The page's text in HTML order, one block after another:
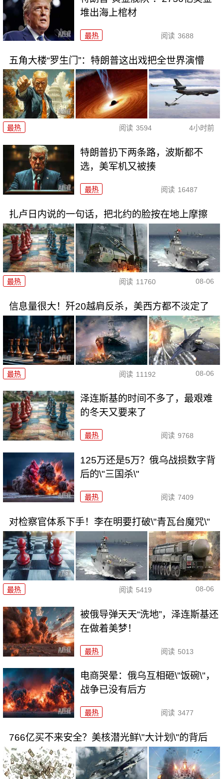
堆出海上棺材
最热 阅读 3688
五角大楼“罗生门”：特朗普这出戏把全世界演懵
最热 阅读 3594 4小时前
特朗普扔下两条路，波斯都不
选，美军机又被揍
最热 阅读 16487
扎卢日内说的一句话，把北约的脸按在地上摩擦
最热 阅读 11760 08-06
信息量很大！歼20越肩反杀，美西方都不淡定了
最热 阅读 11192 08-06
泽连斯基的时间不多了，最艰难
的冬天又要来了
最热 阅读 9768
125万还是5万？俄乌战损数字背
后的\"三国杀\"
最热 阅读 7409
对检察官体系下手！李在明要打破\"青瓦台魔咒\"
最热 阅读 5419 08-06
被俄导弹天天“洗地”，泽连斯基还
在做着美梦！
最热 阅读 5013
电商哭晕：俄乌互相砸\"饭碗\"，
战争已没有后方
最热 阅读 3477
766亿买不来安全？美核潜光鲜\"大计划\"的背后